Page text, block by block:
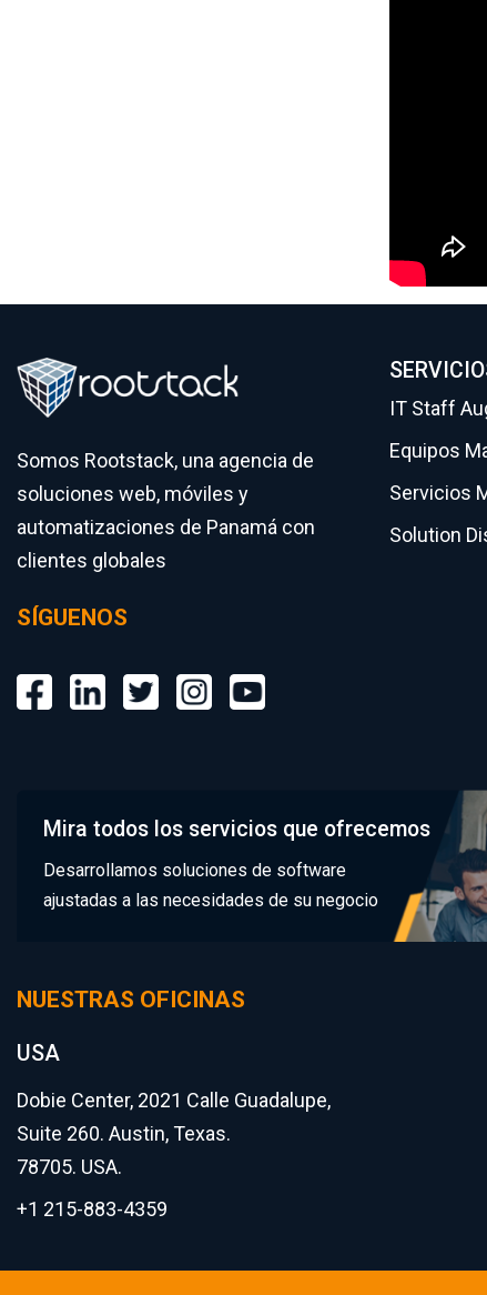
Somos Rootstack, una agencia de
soluciones web, móviles y
automatizaciones de Panamá con
clientes globales
SÍGUENOS
IT Staff
Equipos
Servicios
Solution
Mira todos los servicios que ofrecemos
Desarrollamos soluciones de software
ajustadas a las necesidades de su negocio
NUESTRAS OFICINAS
USA
Dobie Center, 2021 Calle Guadalupe,
Suite 260. Austin, Texas.
78705. USA.
+1 215-883-4359